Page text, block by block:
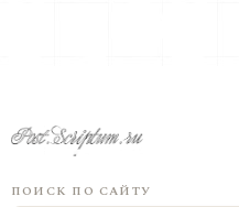
ПОИСК ПО САЙТУ